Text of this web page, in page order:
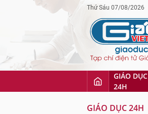
Thứ Sáu 07/08/2026
GIÁO DỤC
24H
GIÁO DỤC 24H